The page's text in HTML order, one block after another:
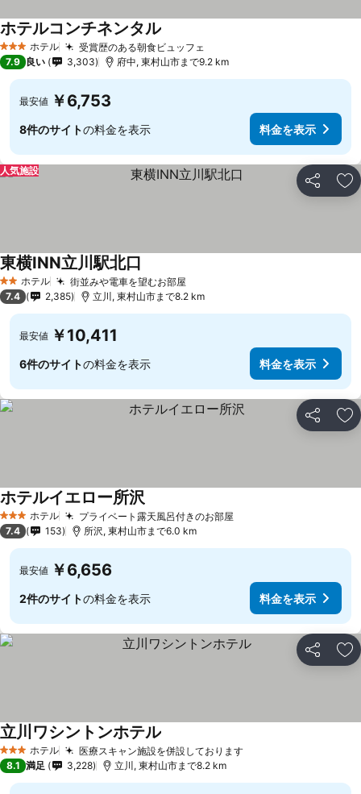
3 ホテルのランク
ホテル 受賞歴のある朝食ビュッフェ
ホテルコンチネンタル
7.9 良い 3,303 府中, 東村山市まで9.2 km
最安値 ￥6,753
8件のサイトの料金を表示 料金を表示
シェア お
人気施設
2 ホテルのランク
ホテル 街並みや電車を望むお部屋
東横INN立川駅北口
7.4 2,385 立川, 東村山市まで8.2 km
最安値 ￥10,411
6件のサイトの料金を表示 料金を表示
シェア お
3 ホテルのランク
ホテル プライベート露天風呂付きのお部屋
ホテルイエロー所沢
7.4 153 所沢, 東村山市まで6.0 km
最安値 ￥6,656
2件のサイトの料金を表示 料金を表示
シェア お
3 ホテルのランク
ホテル 医療スキャン施設を併設しております
立川ワシントンホテル
8.1 満足 3,228 立川, 東村山市まで8.2 km